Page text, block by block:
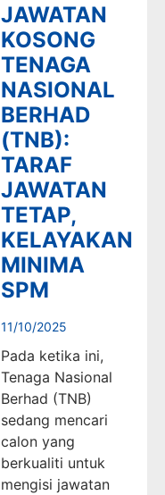
JAWATAN
KOSONG
TENAGA
NASIONAL
BERHAD
(TNB):
TARAF
JAWATAN
TETAP,
KELAYAKAN
MINIMA
SPM
11/10/2025
Pada ketika ini,
Tenaga Nasional
Berhad (TNB)
sedang mencari
calon yang
berkualiti untuk
mengisi jawatan